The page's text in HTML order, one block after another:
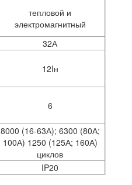
тепловой и
электромагнитный
32А
12Iн
6
8000 (16-63А); 6300 (80А;
100А) 1250 (125А; 160А)
циклов
IP20